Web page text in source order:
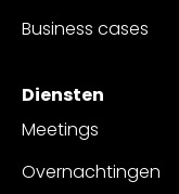
Business cases
Diensten
Meetings
Overnachtingen